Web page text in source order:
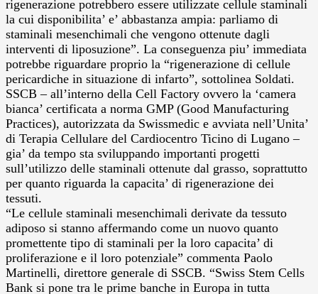
rigenerazione potrebbero essere utilizzate cellule staminali
la cui disponibilita’ e’ abbastanza ampia: parliamo di
staminali mesenchimali che vengono ottenute dagli
interventi di liposuzione”. La conseguenza piu’ immediata
potrebbe riguardare proprio la “rigenerazione di cellule
pericardiche in situazione di infarto”, sottolinea Soldati.
SSCB – all’interno della Cell Factory ovvero la ‘camera
bianca’ certificata a norma GMP (Good Manufacturing
Practices), autorizzata da Swissmedic e avviata nell’Unita’
di Terapia Cellulare del Cardiocentro Ticino di Lugano –
gia’ da tempo sta sviluppando importanti progetti
sull’utilizzo delle staminali ottenute dal grasso, soprattutto
per quanto riguarda la capacita’ di rigenerazione dei
tessuti.
“Le cellule staminali mesenchimali derivate da tessuto
adiposo si stanno affermando come un nuovo quanto
promettente tipo di staminali per la loro capacita’ di
proliferazione e il loro potenziale” commenta Paolo
Martinelli, direttore generale di SSCB. “Swiss Stem Cells
Bank si pone tra le prime banche in Europa in tutta